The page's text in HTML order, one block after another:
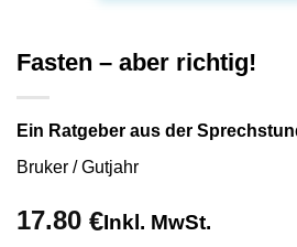
Fasten – aber richtig!
Ein Ratgeber aus der
Bruker / Gutjahr
17.80 €Inkl. MwSt.